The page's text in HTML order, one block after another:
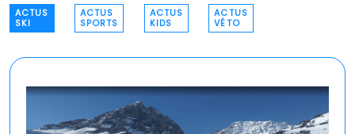
ACTUS
SKI
ACTUS
SPORTS
ACTUS
KIDS
ACTUS
VÉTO